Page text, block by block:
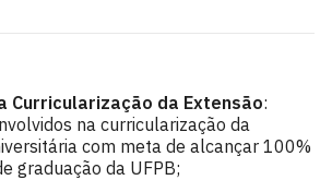
Curricularização da Extensão:
na curricularização da
com meta de alcançar 100%
graduação da UFPB;